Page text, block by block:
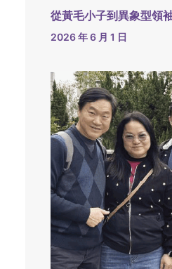
從黃毛小子到異象型領
2026 年 6 月 1 日